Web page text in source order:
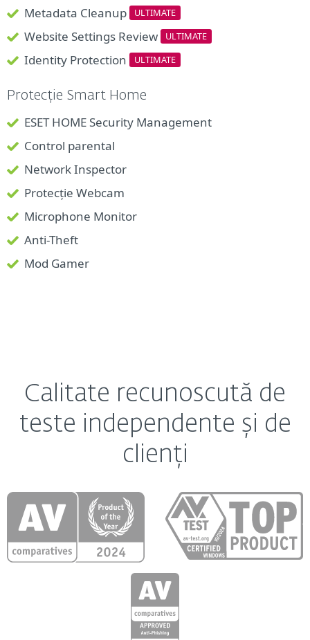
Metadata Cleanup ULTIMATE
Website Settings Review ULTIMATE
Identity Protection ULTIMATE
Protecție Smart Home
ESET HOME Security Management
Control parental
Network Inspector
Protecție Webcam
Microphone Monitor
Anti-Theft
Mod Gamer
Calitate recunoscută de
teste independente și de
clienți